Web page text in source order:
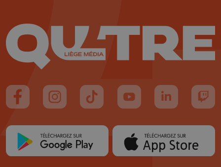
Suivez-nous sur FaceBook
Suivez-nous sur Instagram
Suivez-nous sur TikTok
Suivez-nous sur YouTube
Suivez-nous